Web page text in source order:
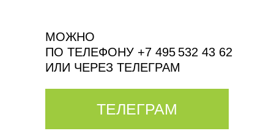
МОЖНО
ПО ТЕЛЕФОНУ +7 495 532 43 62
ИЛИ ЧЕРЕЗ ТЕЛЕГРАМ
ТЕЛЕГРАМ